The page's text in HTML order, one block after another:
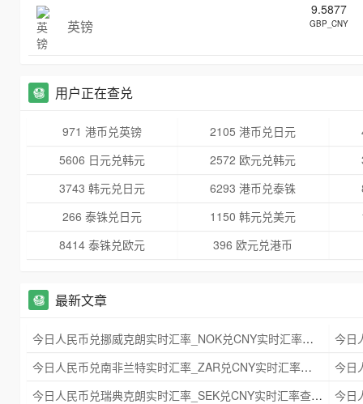
英镑
9.5877
GBP_CNY
用户正在查兑
971 港币兑英镑 2105 港币兑日元
5606 日元兑韩元
2572 欧元兑韩元
3743 韩元兑日元
6293 港币兑泰铢
266 泰铢兑日元
1150 韩元兑美元
8414 泰铢兑欧元
396 欧元兑港币
最新文章
今日人民币兑挪威克朗实时汇率_NOK兑CNY实时汇率查询 2025年09月21日
今日人民币兑南非兰特实时汇率_ZAR兑CNY实时汇率查询 2025年09月21日
今日人民币兑瑞典克朗实时汇率_SEK兑CNY实时汇率查询 2025年09月21日